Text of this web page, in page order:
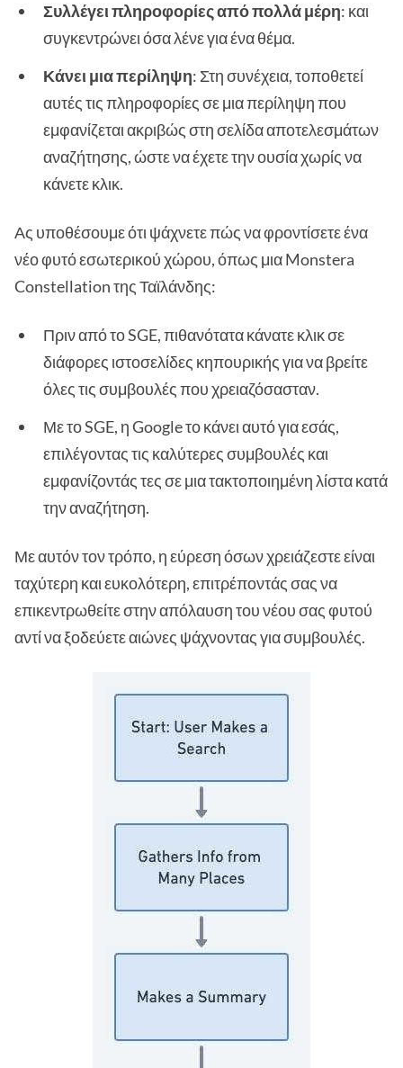
Συλλέγει πληροφορίες από πολλά μέρη: και
συγκεντρώνει όσα λένε για ένα θέμα.
Κάνει μια περίληψη: Στη συνέχεια, τοποθετεί
αυτές τις πληροφορίες σε μια περίληψη που
εμφανίζεται ακριβώς στη σελίδα αποτελεσμάτων
αναζήτησης, ώστε να έχετε την ουσία χωρίς να
κάνετε κλικ.
Ας υποθέσουμε ότι ψάχνετε πώς να φροντίσετε ένα
νέο φυτό εσωτερικού χώρου, όπως μια Monstera
Constellation της Ταϊλάνδης:
Πριν από το SGE, πιθανότατα κάνατε κλικ σε
διάφορες ιστοσελίδες κηπουρικής για να βρείτε
όλες τις συμβουλές που χρειαζόσασταν.
Με το SGE, η Google το κάνει αυτό για εσάς,
επιλέγοντας τις καλύτερες συμβουλές και
εμφανίζοντάς τες σε μια τακτοποιημένη λίστα κατά
την αναζήτηση.
Με αυτόν τον τρόπο, η εύρεση όσων χρειάζεστε είναι
ταχύτερη και ευκολότερη, επιτρέποντάς σας να
επικεντρωθείτε στην απόλαυση του νέου σας φυτού
αντί να ξοδεύετε αιώνες ψάχνοντας για συμβουλές.